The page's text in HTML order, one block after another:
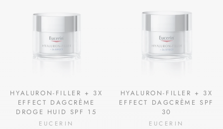
HYALURON-FILLER + 3X
EFFECT DAGCRÈME
DROGE HUID SPF 15
EUCERIN
HYALURON-FILLER + 3X
EFFECT DAGCRÈME SPF
30
EUCERIN